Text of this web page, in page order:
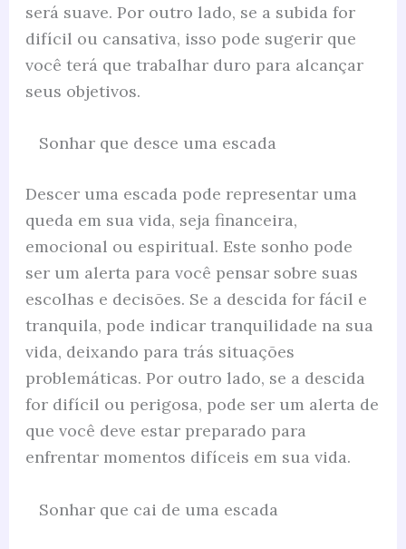
será suave. Por outro lado, se a subida for
difícil ou cansativa, isso pode sugerir que
você terá que trabalhar duro para alcançar
seus objetivos.
Sonhar que desce uma escada
Descer uma escada pode representar uma
queda em sua vida, seja financeira,
emocional ou espiritual. Este sonho pode
ser um alerta para você pensar sobre suas
escolhas e decisões. Se a descida for fácil e
tranquila, pode indicar tranquilidade na sua
vida, deixando para trás situações
problemáticas. Por outro lado, se a descida
for difícil ou perigosa, pode ser um alerta de
que você deve estar preparado para
enfrentar momentos difíceis em sua vida.
Sonhar que cai de uma escada